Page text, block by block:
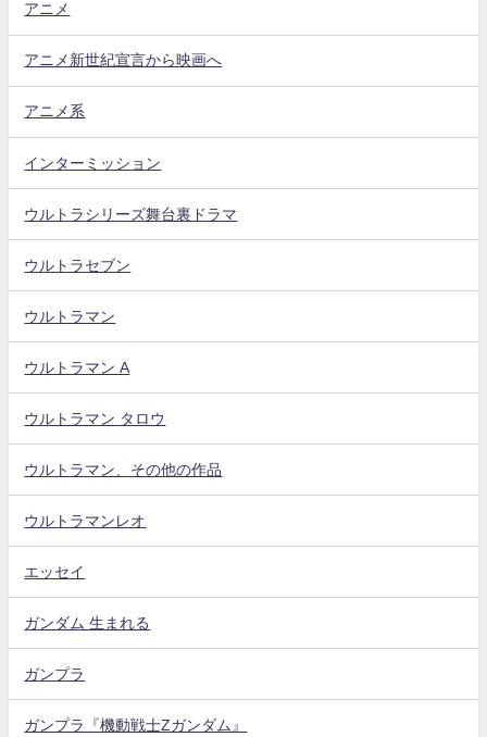
アニメ
アニメ新世紀宣言から映画へ
アニメ系
インターミッション
ウルトラシリーズ舞台裏ドラマ
ウルトラセブン
ウルトラマン
ウルトラマン A
ウルトラマン タロウ
ウルトラマン、その他の作品
ウルトラマンレオ
エッセイ
ガンダム 生まれる
ガンプラ
ガンプラ『機動戦士Zガンダム』